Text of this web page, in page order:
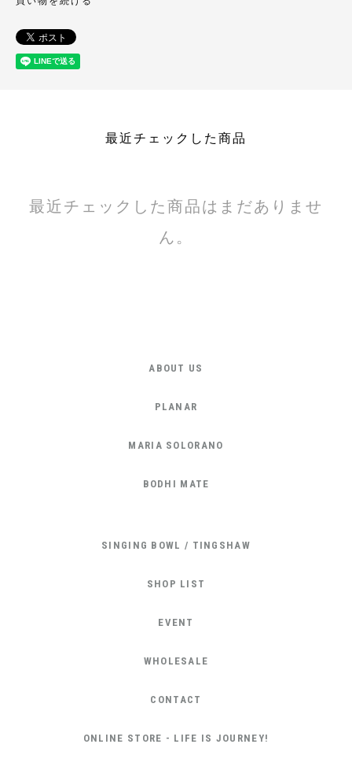
最近チェックした商品
最近チェックした商品はまだありませ
ん。
ABOUT US
PLANAR
MARIA SOLORANO
BODHI MATE
SINGING BOWL / TINGSHAW
SHOP LIST
EVENT
WHOLESALE
CONTACT
ONLINE STORE - LIFE IS JOURNEY!